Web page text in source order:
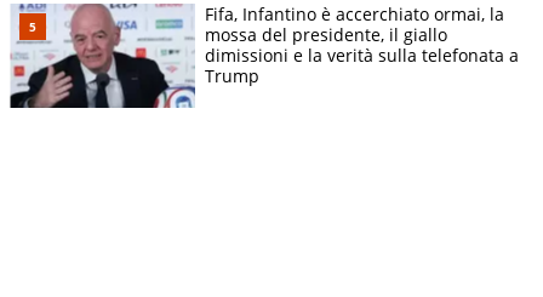
Fifa, Infantino è accerchiato ormai, la
mossa del presidente, il giallo
dimissioni e la verità sulla telefonata a
Trump